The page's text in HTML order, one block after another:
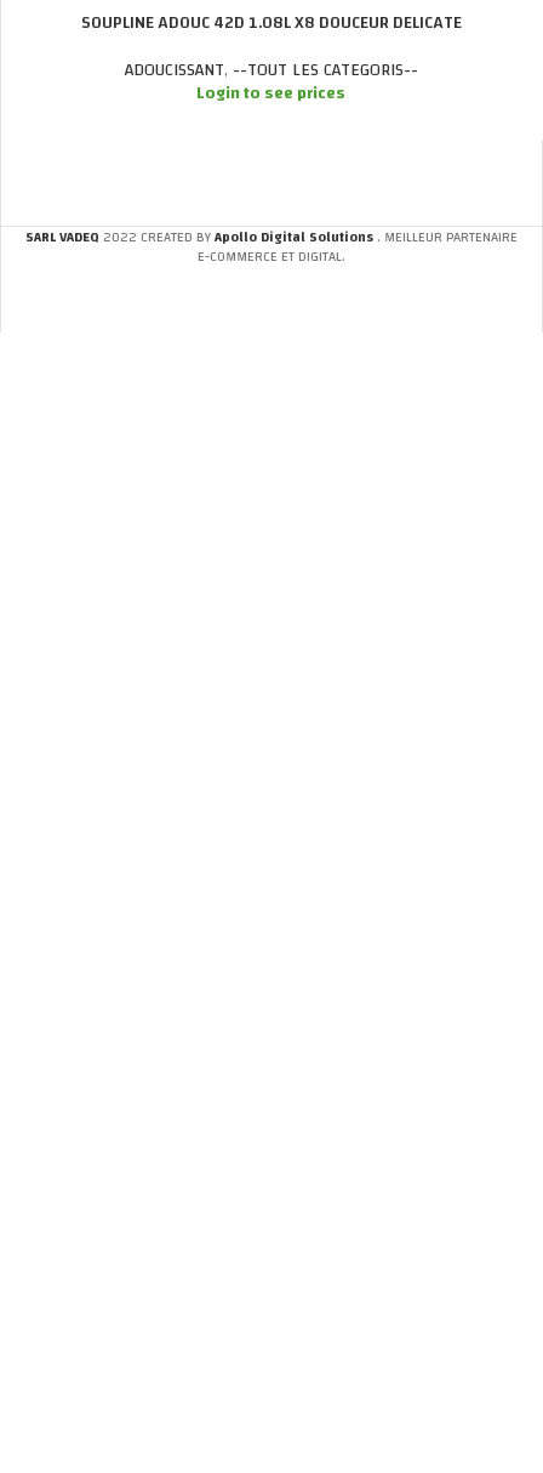
SOUPLINE ADOUC 42D 1.08L X8 DOUCEUR DELICATE
ADOUCISSANT, --TOUT LES CATEGORIS--
Login to see prices
SARL VADEQ 2022 CREATED BYApollo Digital Solutions. MEILLEUR PARTENAIRE
E-COMMERCE ET DIGITAL.